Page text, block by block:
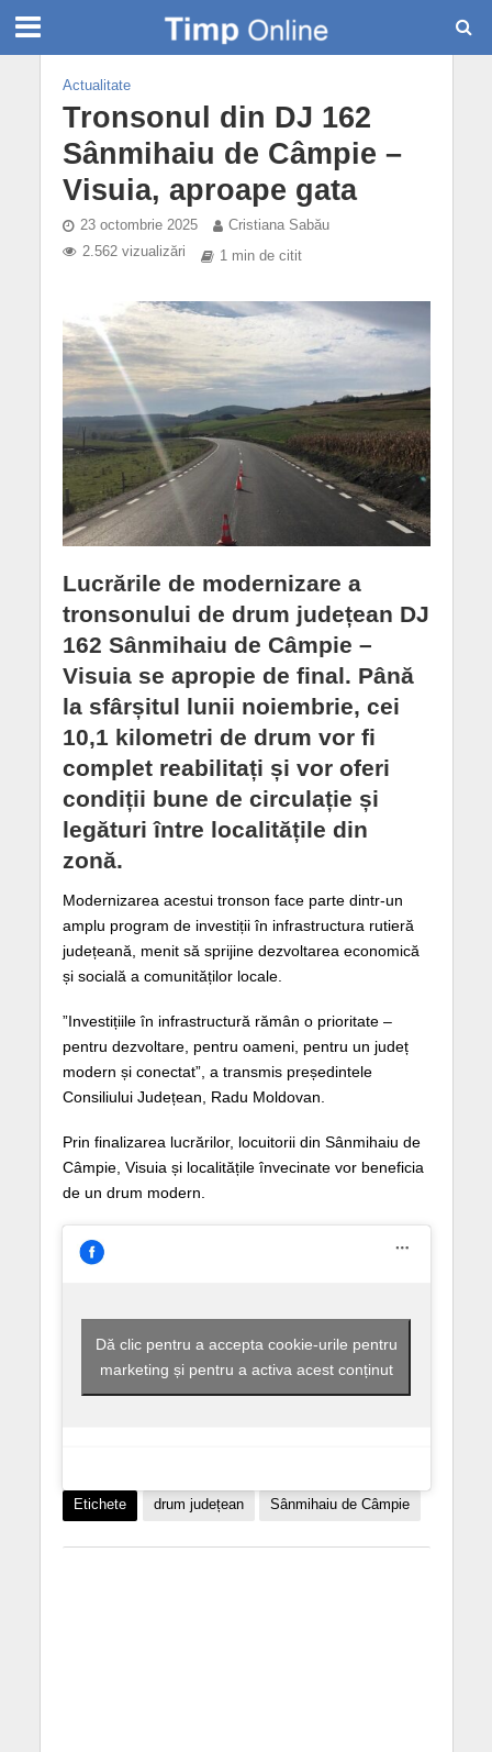
Actualitate
Tronsonul din DJ 162
Sânmihaiu de Câmpie –
Visuia, aproape gata
23 octombrie 2025
Cristiana Sabău
2.562 vizualizări
1 min de citit
Lucrările de modernizare a
tronsonului de drum județean DJ
162 Sânmihaiu de Câmpie –
Visuiase apropie de final. Până
la sfârșitul lunii noiembrie, cei
10,1 kilometri de drum vor fi
complet reabilitați și vor oferi
condiții bune de circulație și
legături între localitățile din
zonă.
Modernizarea acestui tronson face parte dintr-un
amplu program de investiții în infrastructura rutieră
județeană, menit să sprijine dezvoltarea economică
și socială a comunităților locale.
”Investițiile în infrastructură rămân o prioritate –
pentru dezvoltare, pentru oameni, pentru un județ
modern și conectat”, a transmis președintele
Consiliului Județean, Radu Moldovan.
Prin finalizarea lucrărilor, locuitorii din Sânmihaiu de
Câmpie, Visuia și localitățile învecinate vor beneficia
de un drum modern.
Dă clic pentru a accepta cookie-urile pentru
marketing și pentru a activa acest conținut
Etichete drum județean Sânmihaiu de Câmpie